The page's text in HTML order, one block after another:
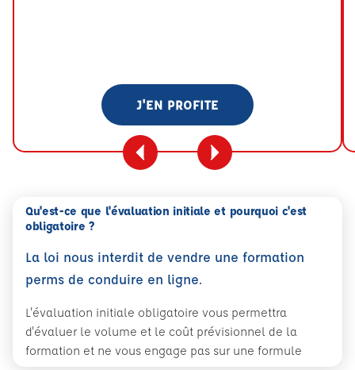
J'EN PROFITE
Qu'est-ce que l'évaluation initiale et pourquoi c'est
obligatoire ?
La loi nous interdit de vendre une formation
perms de conduire en ligne.
L'évaluation initiale obligatoire vous permettra
d'évaluer le volume et le coût prévisionnel de la
formation et ne vous engage pas sur une formule